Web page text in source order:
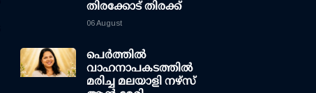
തിരക്കോട് തിരക്ക്
06 August
പെർത്തിൽ
വാഹനാപകടത്തിൽ
മരിച്ച മലയാളി നഴ്സ്